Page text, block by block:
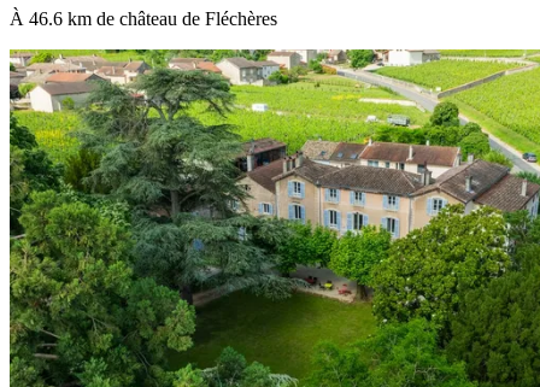
À 46.6 km de château de Fléchères